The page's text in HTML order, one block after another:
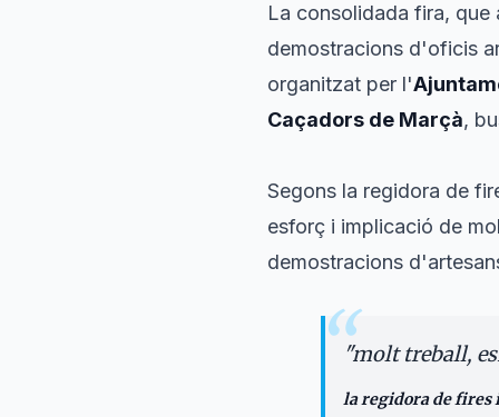
La consolidada fira, que
demostracions d'oficis
organitzat per l'
Caçadors de Marçà,
Segons la regidora de
esforç i implicació de
demostracions
“"molt treball,
la regidora de fires